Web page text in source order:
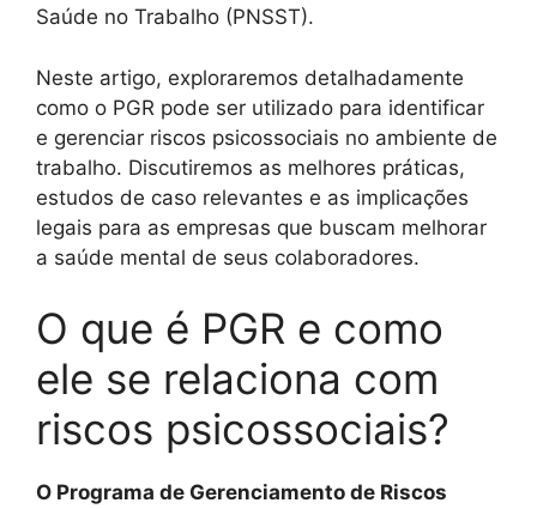
Saúde no Trabalho (PNSST).
Neste artigo, exploraremos detalhadamente
como o PGR pode ser utilizado para identificar
e gerenciar riscos psicossociais no ambiente de
trabalho. Discutiremos as melhores práticas,
estudos de caso relevantes e as implicações
legais para as empresas que buscam melhorar
a saúde mental de seus colaboradores.
O que é PGR e como
ele se relaciona com
riscos psicossociais?
O Programa de Gerenciamento de Riscos